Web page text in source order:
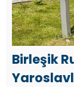
Birleşik